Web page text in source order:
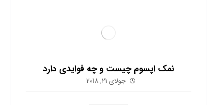
نمک اپسوم چیست و چه فوایدی دارد
جولای 21, 2018